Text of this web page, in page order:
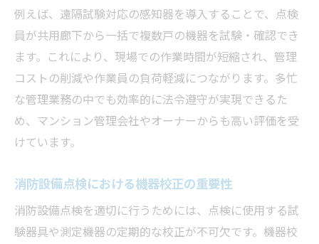
例えば、遠隔試験対応の感知器を導入することで、点検
員が共用廊下から一括で複数戸の機器を試験・確認でき
ます。これにより、現場での作業時間が短縮され、管理
コストの削減や作業員の負荷軽減につながります。多忙
な管理業務の中でも効率的に法令遵守が実現できるた
め、マンション管理会社やオーナーからも高い評価を受
けています。
消防設備点検における機器校正の重要性
消防設備点検を適切に行うためには、点検に使用する試
験器具や測定機器の定期的な校正が不可欠です。機器校